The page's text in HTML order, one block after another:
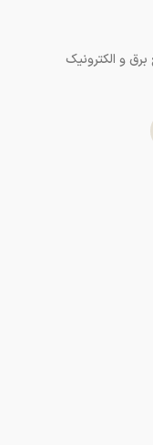
و الکترونیک